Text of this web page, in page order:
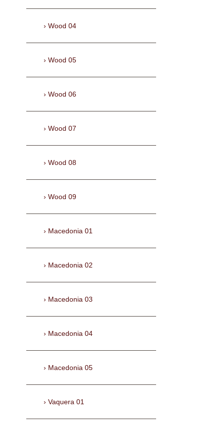
Wood 04
Wood 05
Wood 06
Wood 07
Wood 08
Wood 09
Macedonia 01
Macedonia 02
Macedonia 03
Macedonia 04
Macedonia 05
Vaquera 01